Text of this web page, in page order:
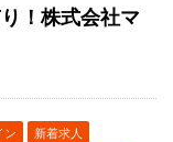
！株式会社マ
ン 新着求人